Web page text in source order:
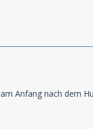
Anfang nach dem